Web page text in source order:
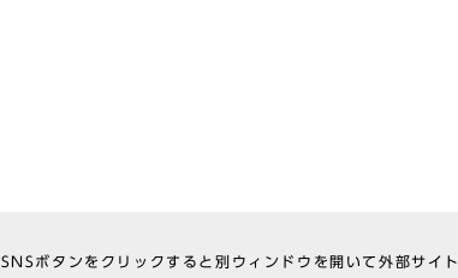
SNSボタンをクリックすると別ウィンドウを開いて外部サイ